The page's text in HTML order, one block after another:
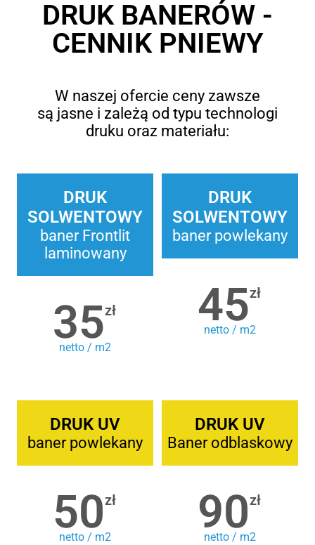
DRUK BANERÓW -
CENNIK PNIEWY
W naszej ofercie ceny zawsze
są jasne i zależą od typu technologi
druku oraz materiału:
DRUK
SOLWENTOWY
baner Frontlit
laminowany
35zł
netto / m2
DRUK
SOLWENTOWY
baner powlekany
45zł
netto / m2
DRUK UV
baner powlekany
50zł
netto / m2
DRUK UV
Baner odblaskowy
90zł
netto / m2